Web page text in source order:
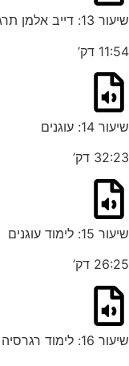
שיעור 13: דייב אלמן תרגול
11:54 דק’
שיעור 14: עוגנים
32:23 דק’
שיעור 15: לימוד עוגנים
26:25 דק’
שיעור 16: לימוד רגרסיה